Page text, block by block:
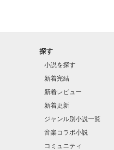
探す
小説を探す
新着完結
新着レビュー
新着更新
ジャンル別小説一覧
音楽コラボ小説
コミュニティ